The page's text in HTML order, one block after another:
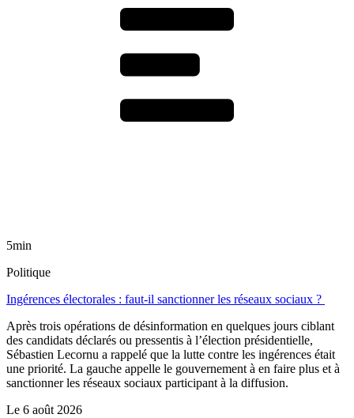
5min
Politique
Ingérences électorales : faut-il sanctionner les réseaux sociaux ?
Après trois opérations de désinformation en quelques jours ciblant
des candidats déclarés ou pressentis à l’élection présidentielle,
Sébastien Lecornu a rappelé que la lutte contre les ingérences était
une priorité. La gauche appelle le gouvernement à en faire plus et à
sanctionner les réseaux sociaux participant à la diffusion.
Le 6 août 2026